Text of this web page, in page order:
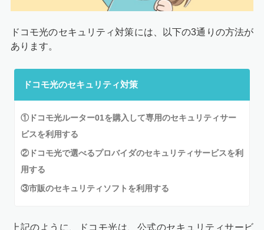
ドコモ光のセキュリティ対策には、以下の3通りの方法が
あります。
ドコモ光のセキュリティ対策
①ドコモ光ルーター01を購入して専用のセキュリティサー
ビスを利用する
②ドコモ光で選べるプロバイダのセキュリティサービスを利
用する
③市販のセキュリティソフトを利用する
上記のように、ドコモ光は、公式のセキュリティサービ